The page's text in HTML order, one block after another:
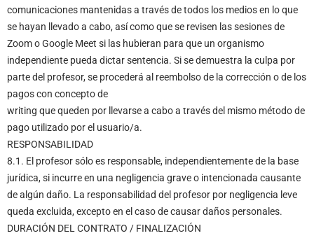
comunicaciones mantenidas a través de todos los medios en lo que
se hayan llevado a cabo, así como que se revisen las sesiones de
Zoom o Google Meet si las hubieran para que un organismo
independiente pueda dictar sentencia. Si se demuestra la culpa por
parte del profesor, se procederá al reembolso de la corrección o de los
pagos con concepto de
writing que queden por llevarse a cabo a través del mismo método de
pago utilizado por el usuario/a.
RESPONSABILIDAD
8.1. El profesor sólo es responsable, independientemente de la base
jurídica, si incurre en una negligencia grave o intencionada causante
de algún daño. La responsabilidad del profesor por negligencia leve
queda excluida, excepto en el caso de causar daños personales.
DURACIÓN DEL CONTRATO / FINALIZACIÓN